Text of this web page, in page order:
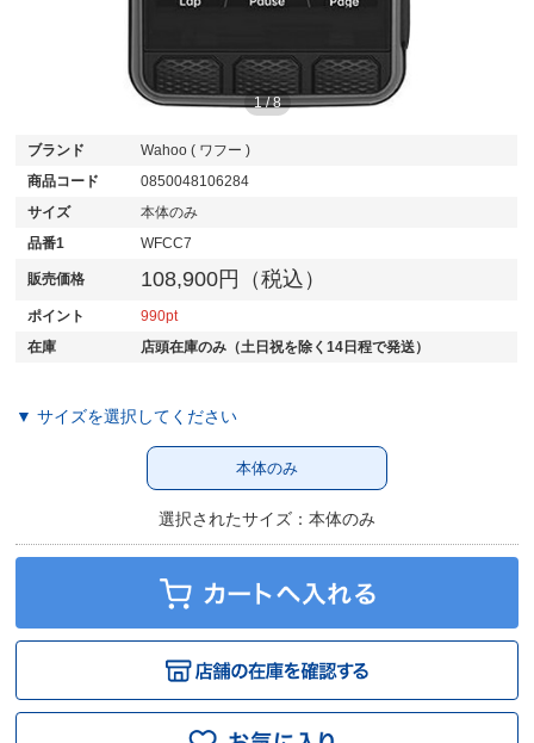
1/8
ブランド
Wahoo ( ワフー )
商品コード
0850048106284
サイズ
本体のみ
品番1
WFCC7
販売価格 108,900円（税込）
ポイント
990
在庫
店頭在庫のみ（土日祝を除く14日程で発送）
▼ サイズを選択してください
本体のみ
選択されたサイズ：本体のみ